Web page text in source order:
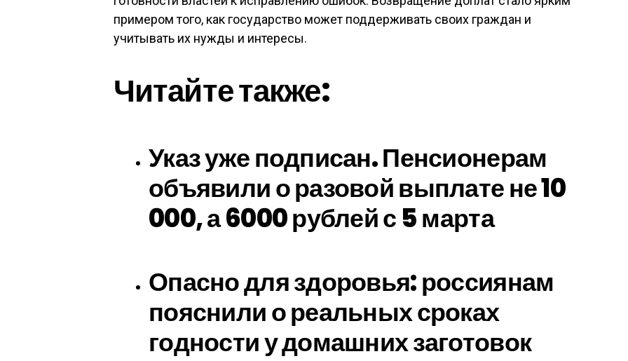
примером того, как государство может поддерживать своих граждан и
учитывать их нужды и интересы.
Читайте также:
Указ уже подписан. Пенсионерам
объявили о разовой выплате не 10
000, а 6000 рублей с 5 марта
Опасно для здоровья: россиянам
пояснили о реальных сроках
годности у домашних заготовок